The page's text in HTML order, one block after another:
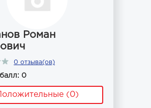
Роман
0 отзыва(ов)
0
Положительные (0)